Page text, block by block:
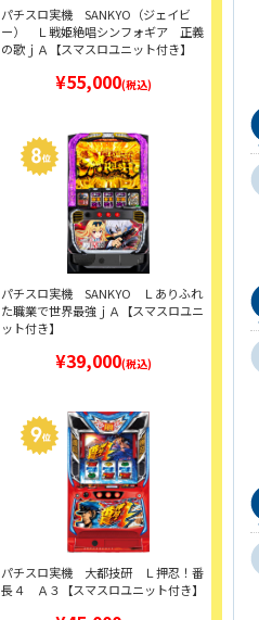
パチスロ実機 SANKYO（ジェイビ
ー） Ｌ戦姫絶唱シンフォギア 正義
の歌ｊＡ【スマスロユニット付き】
¥55,000(税込)
パチスロ実機 SANKYO Ｌありふれ
た職業で世界最強ｊＡ【スマスロユニ
ット付き】
¥39,000(税込)
パチスロ実機 大都技研 Ｌ押忍！番
長４ Ａ３【スマスロユニット付き】